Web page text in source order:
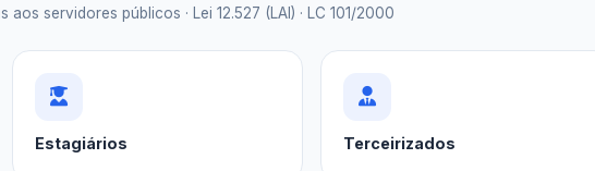
servidores públicos · Lei 12.527 (LAI) · LC 101/2000
Estagiários Terceirizados